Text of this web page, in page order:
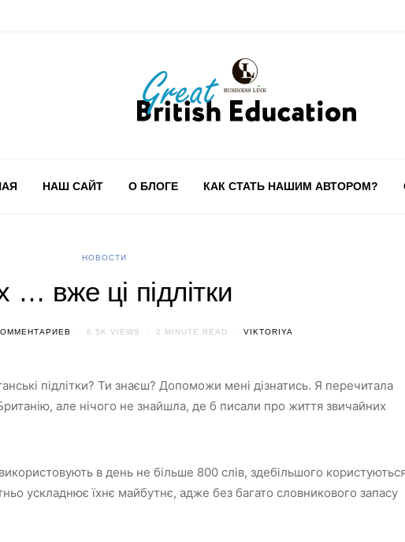
НАШ САЙТ О БЛОГЕ КАК СТАТЬ НАШИМ АВТОРОМ?
НОВОСТИ
… вже ці підлітки
6.5K VIEWS 2 MINUTE READ VIKTORIYA
підлітки? Ти знаєш? Допоможи мені дізнатись. Я перечитала
але нічого не знайшла, де б писали про життя звичайних
в день не більше 800 слів, здебільшого
ускладнює їхнє майбутнє, адже без багато словникового запасу